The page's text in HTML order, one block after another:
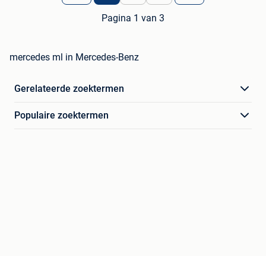
Pagina 1 van 3
mercedes ml in Mercedes-Benz
Gerelateerde zoektermen
Populaire zoektermen